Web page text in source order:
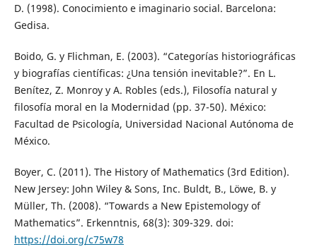
D. (1998). Conocimiento e imaginario social. Barcelona:
Gedisa.
Boido, G. y Flichman, E. (2003). “Categorías historiográficas
y biografías científicas: ¿Una tensión inevitable?”. En L.
Benítez, Z. Monroy y A. Robles (eds.), Filosofía natural y
filosofía moral en la Modernidad (pp. 37-50). México:
Facultad de Psicología, Universidad Nacional Autónoma de
México.
Boyer, C. (2011). The History of Mathematics (3rd Edition).
New Jersey: John Wiley & Sons, Inc. Buldt, B., Löwe, B. y
Müller, Th. (2008). “Towards a New Epistemology of
Mathematics”. Erkenntnis, 68(3): 309-329. doi:
https://doi.org/c75w78